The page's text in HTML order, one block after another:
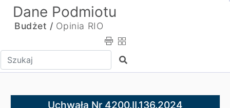
Dane Podmiotu
Budżet / Opinia RIO
Wpisz tekst do wyszukania Szukaj
Uchwała Nr 4200.II.136.2024
Uchwała Nr 4200.II.136.2024